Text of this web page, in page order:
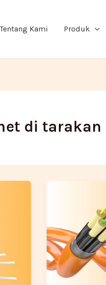
Tentang Kami Produk
di tarakan